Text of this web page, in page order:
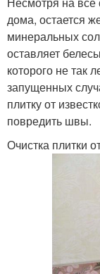
дома, остается
минеральных
оставляет
которого не так
запущенных
плитку от
повредить швы.
Очистка плитки